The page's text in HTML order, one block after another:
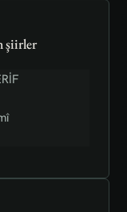
şiirler